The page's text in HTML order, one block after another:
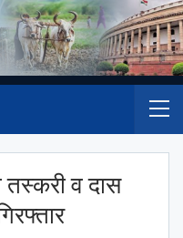
तस्करी व दास